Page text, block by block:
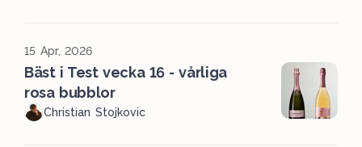
15 Apr, 2026
Bäst i Test vecka 16 - vårliga
rosa bubblor
Christian Stojkovic